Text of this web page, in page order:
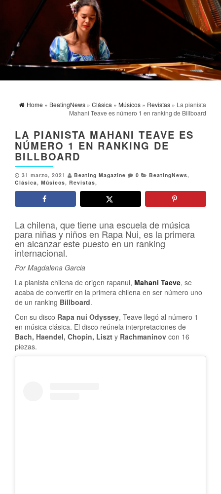
Home » BeatingNews » Clásica » Músicos » Revistas » La pianista
Mahani Teave es número 1 en ranking de Billboard
LA PIANISTA MAHANI TEAVE ES
NÚMERO 1 EN RANKING DE
BILLBOARD
31 marzo, 2021 Beating Magazine 0 BeatingNews,
Clásica, Músicos, Revistas,
La chilena, que tiene una escuela de música
para niñas y niños en Rapa Nui, es la primera
en alcanzar este puesto en un ranking
internacional.
Por Magdalena Garcia
La pianista chilena de origen rapanui, Mahani Taeve, se
acaba de convertir en la primera chilena en ser número uno
de un ranking Billboard.
Con su disco Rapa nui Odyssey, Teave llegó al número 1
en música clásica. El disco reúnela interpretaciones de
Bach, Haendel, Chopin, Liszt y Rachmaninov con 16
piezas.